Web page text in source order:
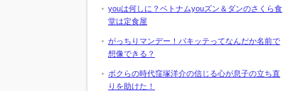
youは何しに？ベトナムyouズン＆ダンのさくら食
堂は定食屋
がっちりマンデー！パキッテってなんだか名前で
想像できる？
ボクらの時代窪塚洋介の信じる心が息子の立ち直
りを助けた！